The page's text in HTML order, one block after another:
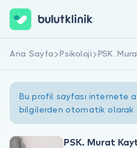
Hemen Kaydol
Ana Sayfa Psikoloji PSK.
Bu profil sayfası internete
bilgilerden otomatik olarak
PSK. Murat